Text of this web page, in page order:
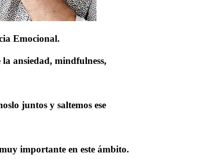
Emocional.
ansiedad, mindfulness,
juntos y saltemos ese
importante en este ámbito.